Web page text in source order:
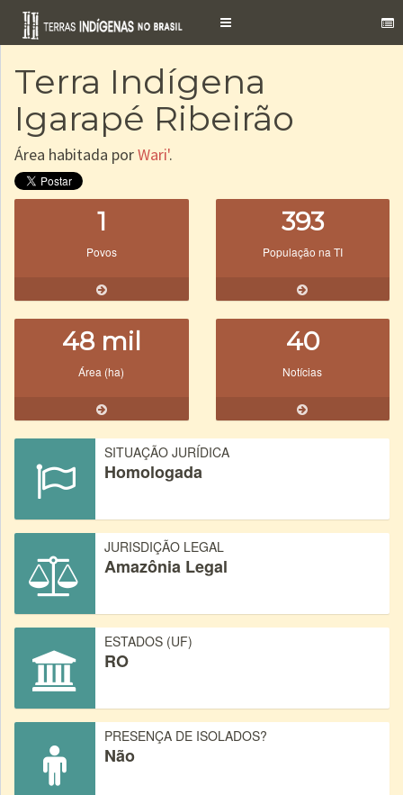
Toggle
Terra Indígena
Igarapé Ribeirão
Área habitada porWari'.
1
Povos
393
População na TI
48 mil
Área (ha)
40
Notícias
SITUAÇÃO JURÍDICA
Homologada
JURISDIÇÃO LEGAL
Amazônia Legal
ESTADOS (UF)
RO
PRESENÇA DE ISOLADOS?
Não